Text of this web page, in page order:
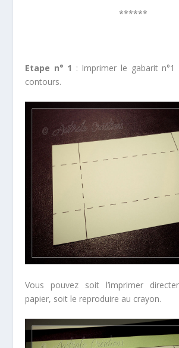
******
Etape n° 1 : Imprimer le gabarit
contours.
Vous pouvez soit l’imprimer
papier, soit le reproduire au crayon.